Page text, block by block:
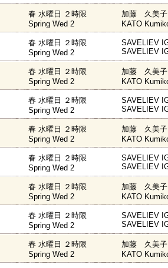
春 水曜日 ２時限
Spring Wed 2
加藤 久美
KATO
春 水曜日 ２時限
Spring Wed 2
SAVELIEV
SAVELIEV
春 水曜日 ２時限
Spring Wed 2
加藤 久美
KATO
春 水曜日 ２時限
Spring Wed 2
SAVELIEV
SAVELIEV
春 水曜日 ２時限
Spring Wed 2
加藤 久美
KATO
春 水曜日 ２時限
Spring Wed 2
SAVELIEV
SAVELIEV
春 水曜日 ２時限
Spring Wed 2
加藤 久美
KATO
春 水曜日 ２時限
Spring Wed 2
SAVELIEV
SAVELIEV
春 水曜日 ２時限
Spring Wed 2
加藤 久美
KATO